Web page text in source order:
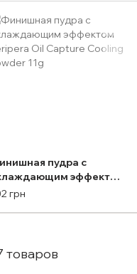
пудра с
эффектом
Oil Capture
грн
товаров